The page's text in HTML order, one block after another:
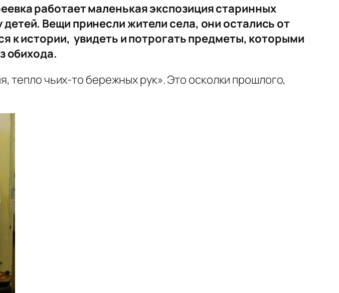
работает маленькая экспозиция старинных
Вещи принесли жители села, они остались от
к истории, увидеть и потрогать предметы, которыми
обихода.
тепло чьих-то бережных рук». Это осколки прошлого,